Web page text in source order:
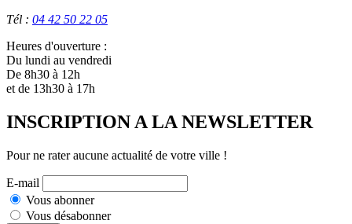
Tél : 04 42 50 22 05
Heures d'ouverture :
Du lundi au vendredi
De 8h30 à 12h
et de 13h30 à 17h
INSCRIPTION A LA NEWSLETTER
Pour ne rater aucune actualité de votre ville !
E-mail
Vous abonner
Vous désabonner